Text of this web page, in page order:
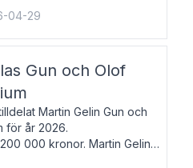
verk och samtalar med
De läser upp på
och svenska och
04-29
Gun och Olof
Martin Gelin Gun och
för år 2026.
000 kronor. Martin Gelin,
författare. Han lever